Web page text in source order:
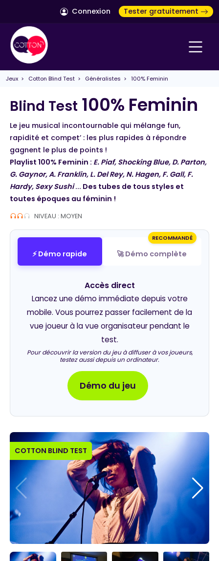
Connexion Tester gratuitement
Jeux > Cotton Blind Test > Généralistes > 100% Feminin
Blind Test 100% Feminin
Le jeu musical incontournable qui mélange fun,
rapidité et compet’ : les plus rapides à répondre
gagnent le plus de points !
Playlist 100% Feminin : E. Piaf, Shocking Blue, D. Parton,
G. Gaynor, A. Franklin, L. Del Rey, N. Hagen, F. Gall, F.
Hardy, Sexy Sushi... Des tubes de tous styles et
toutes époques au féminin !
NIVEAU : MOYEN
COTTON BLIND TEST
⚡ Démo rapide
RECOMMANDÉ
🚀 Démo complète
Accès direct
Lancez une démo immédiate depuis votre
mobile. Vous pourrez passer facilement de la
vue joueur à la vue organisateur pendant le
test.
Pour découvrir la version du jeu à diffuser à vos joueurs,
testez aussi depuis un ordinateur.
Démo du jeu